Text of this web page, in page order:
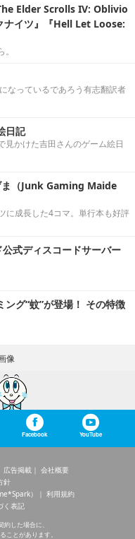
Elder Scrolls IV: Oblivio
イツ』『Hell Let Loose:
なっているであろう有志翻訳者
日記
見かけた吉田さんのゲーム絵日
ま（Junk Gaming Maide
に成長した4コマ。単行本も好評
式ディスコードサーバー
ング“蚊”が登場！ その特徴
像
Facebook YouTube
広告掲載
会社概要
針
）
利用規約
く表記
した場合に、
ことがあります。